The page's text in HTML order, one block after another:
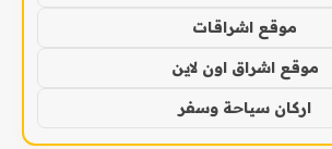
موقع اشراقات
موقع اشراق اون لاين
اركان سياحة وسفر